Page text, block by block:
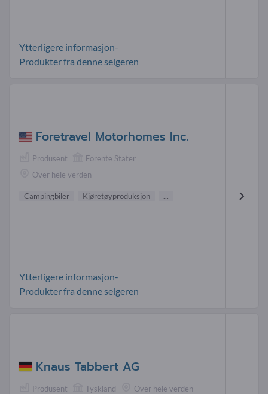
Ytterligere informasjon-
Produkter fra denne selgeren
Foretravel Motorhomes Inc.
Produsent
Forente Stater
Over hele verden
Campingbiler Kjøretøyproduksjon ...
Ytterligere informasjon-
Produkter fra denne selgeren
Knaus Tabbert AG
Produsent Tyskland Over hele verden